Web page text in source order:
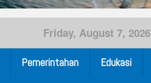
Friday, August 7, 2026
Pemerintahan Edukasi